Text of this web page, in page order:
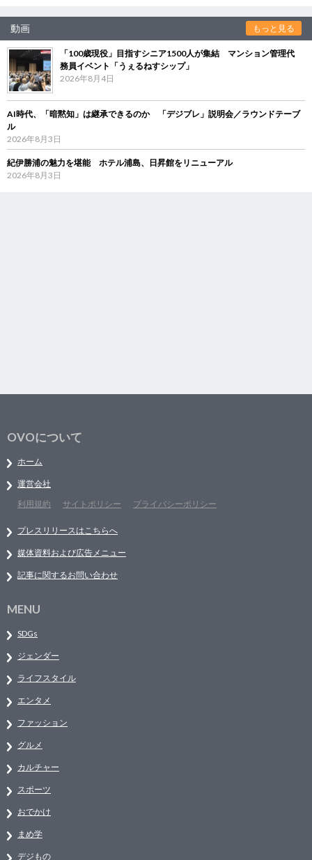
動画 もっと見る
「100歳現役」目指すシニア1500人が集結 マンション管理代
務員イベント「うぇるねすシップ」
2026年8月4日
AI時代、「暗黙知」は継承できるのか 「デジブレ」説明会／ラウンドテーブ
ル
2026年8月3日
紀伊勝浦の魅力を堪能 ホテル浦島、日昇館をリニューアル
2026年8月3日
OVOについて
ホーム
運営会社
利用規約
サイトポリシー プライバシーポリシー
プレスリリースはこちらへ
媒体資料および広告メニュー
記事に関するお問い合わせ
MENU
SDGs
ジェンダー
ライフスタイル
エンタメ
ファッション
グルメ
カルチャー
スポーツ
おでかけ
まめ学
デジもの